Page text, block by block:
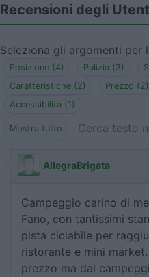
Recensioni degli
Seleziona gli argomenti per
Posizione (4) Pulizia (3)
Caratteristiche (2)
Prezzo (2)
Accessibilità (1)
Mostra tutto
AllegraBrigata
Campeggio carino di
Fano, con tantissimi
pista ciclabile per
ristorante e mini
prezzo ma dal